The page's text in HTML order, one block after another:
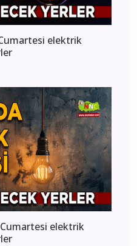
elektrik
elektrik